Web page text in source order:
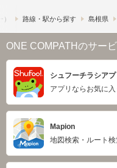
路線・駅から探す 島根県
ONE COMPATHのサー
シュフーチラシアプ
アプリならお気に
Mapion
地図検索・ルート